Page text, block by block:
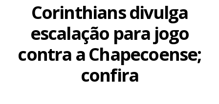
Corinthians divulga
escalação para jogo
contra a Chapecoense;
confira